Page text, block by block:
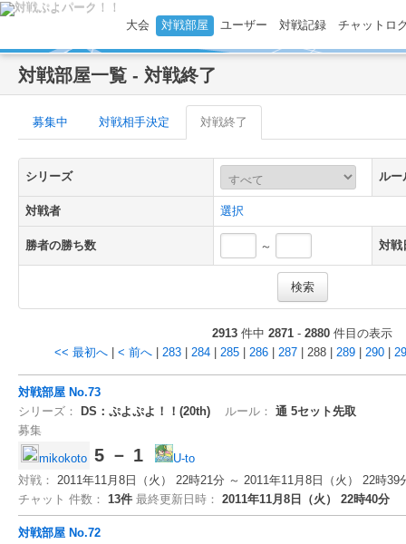
大会 対戦部屋 ユーザー 対戦記録 チャットロ
対戦部屋一覧 - 対戦終了
募集中 対戦相手決定 対戦終了
シリーズ ルー
対戦者 選択
勝者の勝ち数 ～ 対戦
2913 件中2871 -2880 件目の表示
<< 最初へ
|< 前へ |283 |284 |285 |286 |287 | 288 |289 |290 |
対戦部屋 No.73
シリーズ：
DS：ぷよぷよ！！(20th) ルール： 通 5セット先取
募集
mikokoto 5 － 1
U-to
対戦： 2011年11月8日（火） 22時21分 ～ 2011年11月8日（火） 22時39
チャット 件数： 13件 最終更新日時： 2011年11月8日（火） 22時40分
対戦部屋 No.72